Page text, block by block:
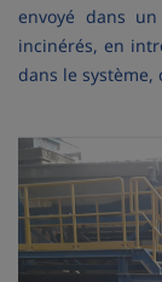
envoyé dans
incinérés, en
dans le